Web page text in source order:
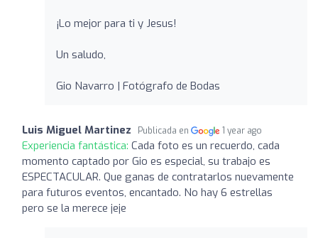
¡Lo mejor para ti y Jesus!
Un saludo,
Gio Navarro | Fotógrafo de Bodas
Luis Miguel Martinez Publicada en 1 year ago
Experiencia fantástica: Cada foto es un recuerdo, cada
momento captado por Gio es especial, su trabajo es
ESPECTACULAR. Que ganas de contratarlos nuevamente
para futuros eventos, encantado. No hay 6 estrellas
pero se la merece jeje